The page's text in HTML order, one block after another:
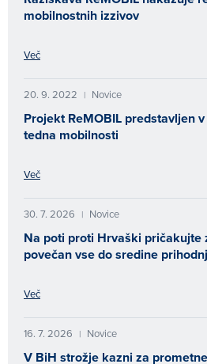
mobilnostnih izzivov
Več
20. 9. 2022 | Novice
Projekt ReMOBIL predstavljen
tedna mobilnosti
Več
30. 7. 2026 | Novice
Na poti proti Hrvaški pričakujte
povečan vse do sredine
Več
16. 7. 2026 | Novice
V BiH strožje kazni za